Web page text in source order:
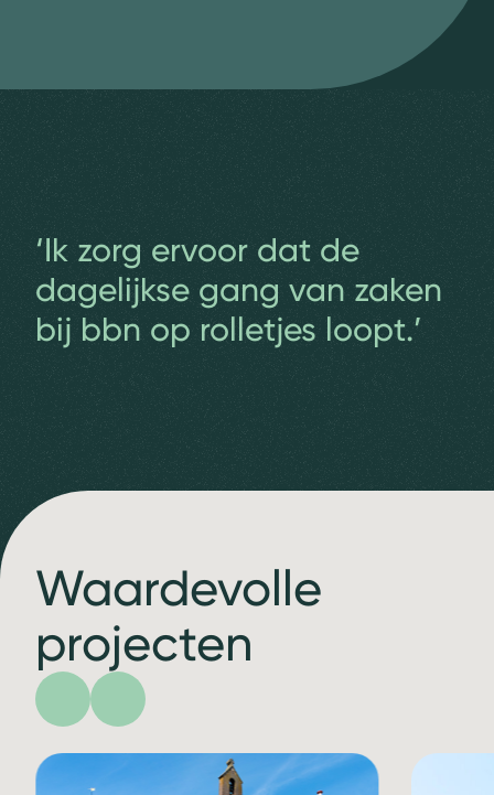
‘Ik zorg ervoor dat de
dagelijkse gang van zaken
bij bbn op rolletjes loopt.’
Waardevolle
projecten